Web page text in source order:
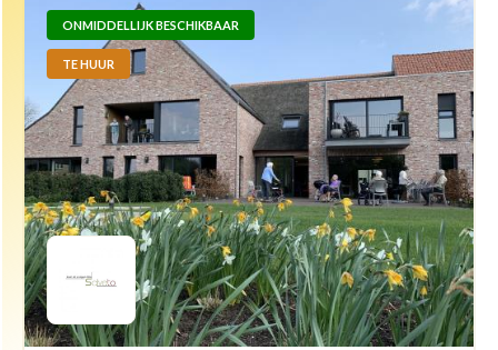
ONMIDDELLIJK BESCHIKBAAR
TE HUUR